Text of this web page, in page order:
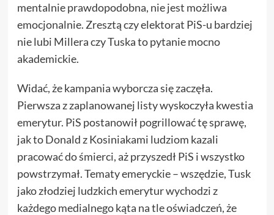
mentalnie prawdopodobna, nie jest możliwa
emocjonalnie. Zresztą czy elektorat PiS-u bardziej
nie lubi Millera czy Tuska to pytanie mocno
akademickie.
Widać, że kampania wyborcza się zaczęła.
Pierwsza z zaplanowanej listy wyskoczyła kwestia
emerytur. PiS postanowił pogrillować tę sprawę,
jak to Donald z Kosiniakami ludziom kazali
pracować do śmierci, aż przyszedł PiS i wszystko
powstrzymał. Tematy emeryckie – wszędzie, Tusk
jako złodziej ludzkich emerytur wychodzi z
każdego medialnego kąta na tle oświadczeń, że